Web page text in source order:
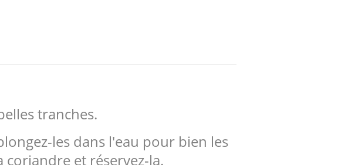
tranches.
les dans l'eau pour bien les
coriandre et réservez-la.